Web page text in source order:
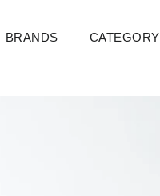
BRANDS CATEGORY